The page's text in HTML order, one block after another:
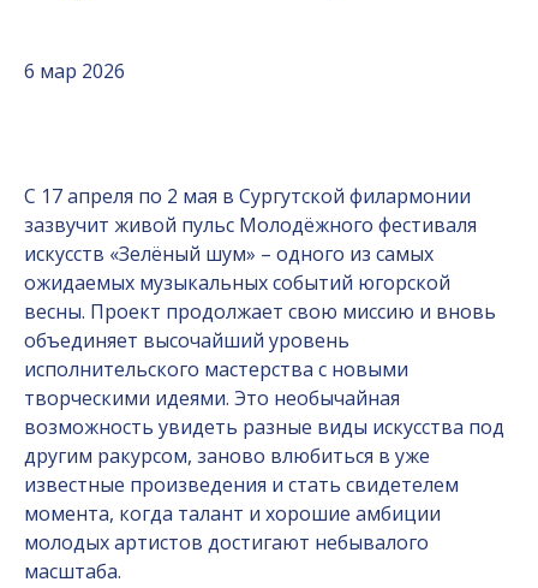
6 мар 2026
С 17 апреля по 2 мая в Сургутской филармонии
зазвучит живой пульс Молодёжного фестиваля
искусств «Зелёный шум» – одного из самых
ожидаемых музыкальных событий югорской
весны. Проект продолжает свою миссию и вновь
объединяет высочайший уровень
исполнительского мастерства с новыми
творческими идеями. Это необычайная
возможность увидеть разные виды искусства под
другим ракурсом, заново влюбиться в уже
известные произведения и стать свидетелем
момента, когда талант и хорошие амбиции
молодых артистов достигают небывалого
масштаба.